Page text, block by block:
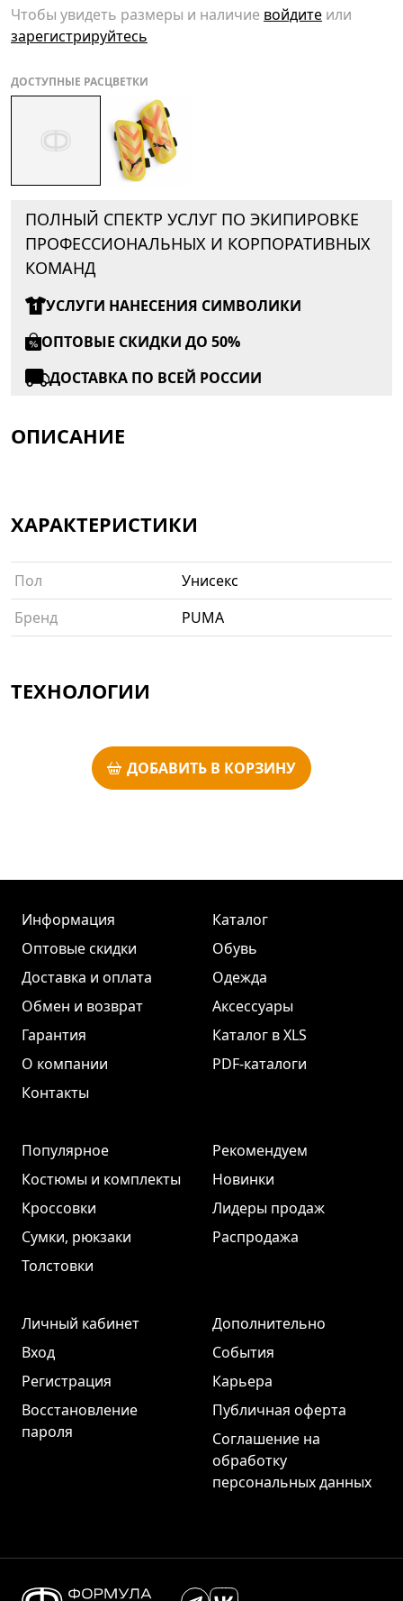
Чтобы увидеть размеры и наличие войдите или
зарегистрируйтесь
ДОСТУПНЫЕ РАСЦВЕТКИ
ПОЛНЫЙ СПЕКТР УСЛУГ ПО ЭКИПИРОВКЕ
ПРОФЕССИОНАЛЬНЫХ И КОРПОРАТИВНЫХ
КОМАНД
УСЛУГИ НАНЕСЕНИЯ СИМВОЛИКИ
ОПТОВЫЕ СКИДКИ ДО 50%
ДОСТАВКА ПО ВСЕЙ РОССИИ
ОПИСАНИЕ
ХАРАКТЕРИСТИКИ
Пол
Унисекс
Бренд
PUMA
ТЕХНОЛОГИИ
ДОБАВИТЬ В КОРЗИНУ
Информация
Оптовые скидки
Доставка и оплата
Обмен и возврат
Гарантия
О компании
Контакты
Каталог
Обувь
Одежда
Аксессуары
Каталог в XLS
PDF-каталоги
Популярное
Костюмы и комплекты
Кроссовки
Сумки, рюкзаки
Толстовки
Рекомендуем
Новинки
Лидеры продаж
Распродажа
Личный кабинет
Вход
Регистрация
Восстановление
пароля
Дополнительно
События
Карьера
Публичная оферта
Соглашение на
обработку
персональных данных